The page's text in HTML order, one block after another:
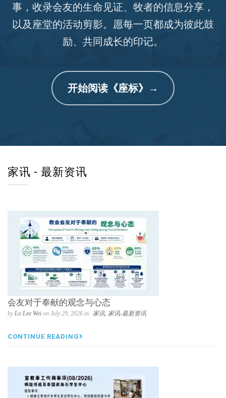
事，收录会友的生命见证、牧者的信息分享，
以及座堂的活动剪影。愿每一页都成为彼此鼓
励、共同成长的印记。
开始阅读《座标》→
家讯 - 最新资讯
会友对于奉献的观念与心态
byLo Lee Wei on July 29, 2026 in 家讯, 家讯-最新资讯
CONTINUE READING